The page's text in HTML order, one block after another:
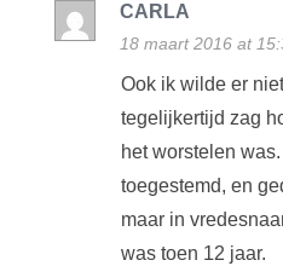
CARLA
18 maart 2016 at
Ook ik wilde er
tegelijkertijd zag
het worstelen
toegestemd, en
maar in
was toen 12 jaar.